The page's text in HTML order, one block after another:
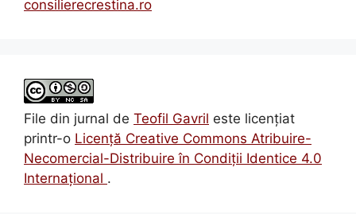
File din jurnal de Teofil Gavril este licenţiat
printr-o Licenţă Creative Commons Atribuire-
Necomercial-Distribuire în Condiţii Identice 4.0
Internațional .